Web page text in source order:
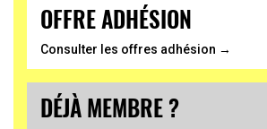
OFFRE ADHÉSION
Consulter les offres adhésion →
DÉJÀ MEMBRE ?